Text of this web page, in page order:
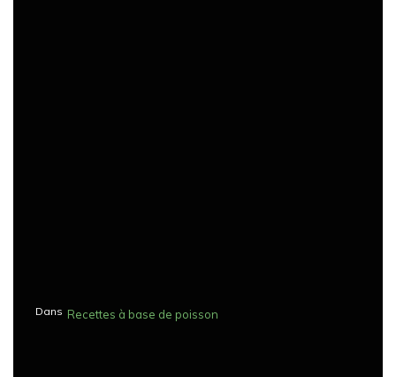
Dans Recettes à base de poisson